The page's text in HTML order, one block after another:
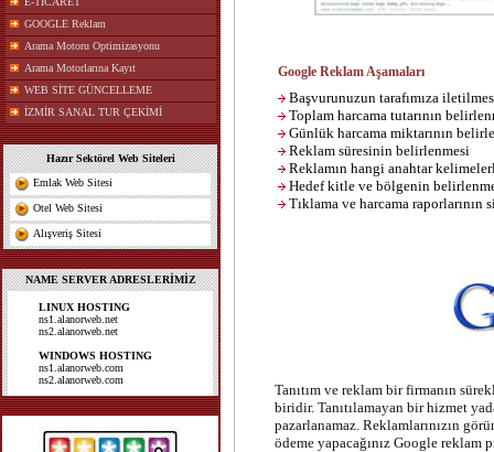
GOOGLE Reklam
Arama Motoru Optimizasyonu
Arama Motorlarına Kayıt
WEB SİTE GÜNCELLEME
İZMİR SANAL TUR ÇEKİMİ
Hazır Sektörel Web Siteleri
Emlak Web Sitesi
Otel Web Sitesi
Alışveriş Sitesi
NAME SERVER ADRESLERİMİZ
LINUX HOSTING
ns1.alanorweb.net
ns2.alanorweb.net
WINDOWS HOSTING
ns1.alanorweb.com
ns2.alanorweb.com
Google Reklam Aşamaları
Başvurunuzun tarafımıza
Toplam harcama tutarının
Günlük harcama miktarının
Reklam süresinin belirlenmesi
Reklamın hangi anahtar
Hedef kitle ve bölgenin
Tıklama ve harcama raporlarının
Tanıtım ve reklam bir firmanın
biridir. Tanıtılamayan bir hizmet
pazarlanamaz. Reklamlarınızın
ödeme yapacağınız Google reklam